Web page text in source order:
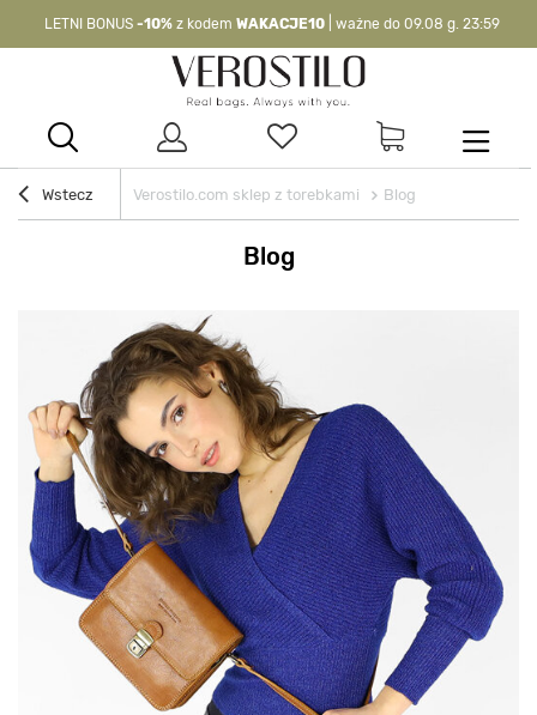
LETNI BONUS -10% z kodem WAKACJE10 | ważne do 09.08 g. 23:59
WAKACJE10| nie dotyczy produktów z flagą OKAZJA >
Wstecz Verostilo.com sklep z torebkami Blog
Blog